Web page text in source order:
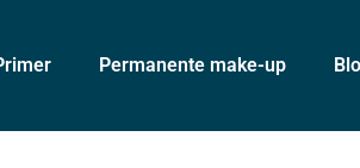
Permanente make-up